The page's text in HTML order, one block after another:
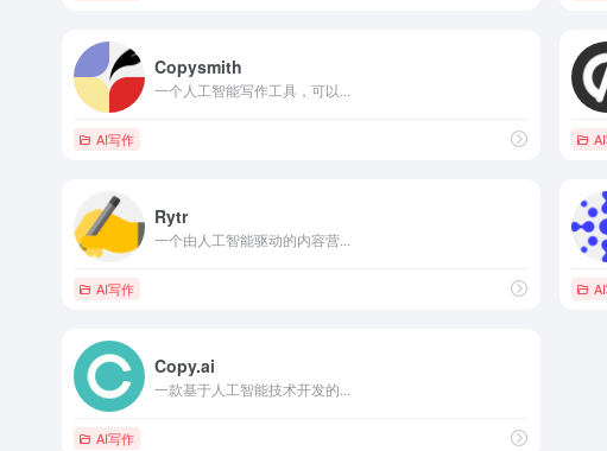
Copysmith
一个人工智能写作工具，可以...
AI写作
Rytr
一个由人工智能驱动的内容营...
AI写作
Copy.ai
一款基于人工智能技术开发的...
AI写作